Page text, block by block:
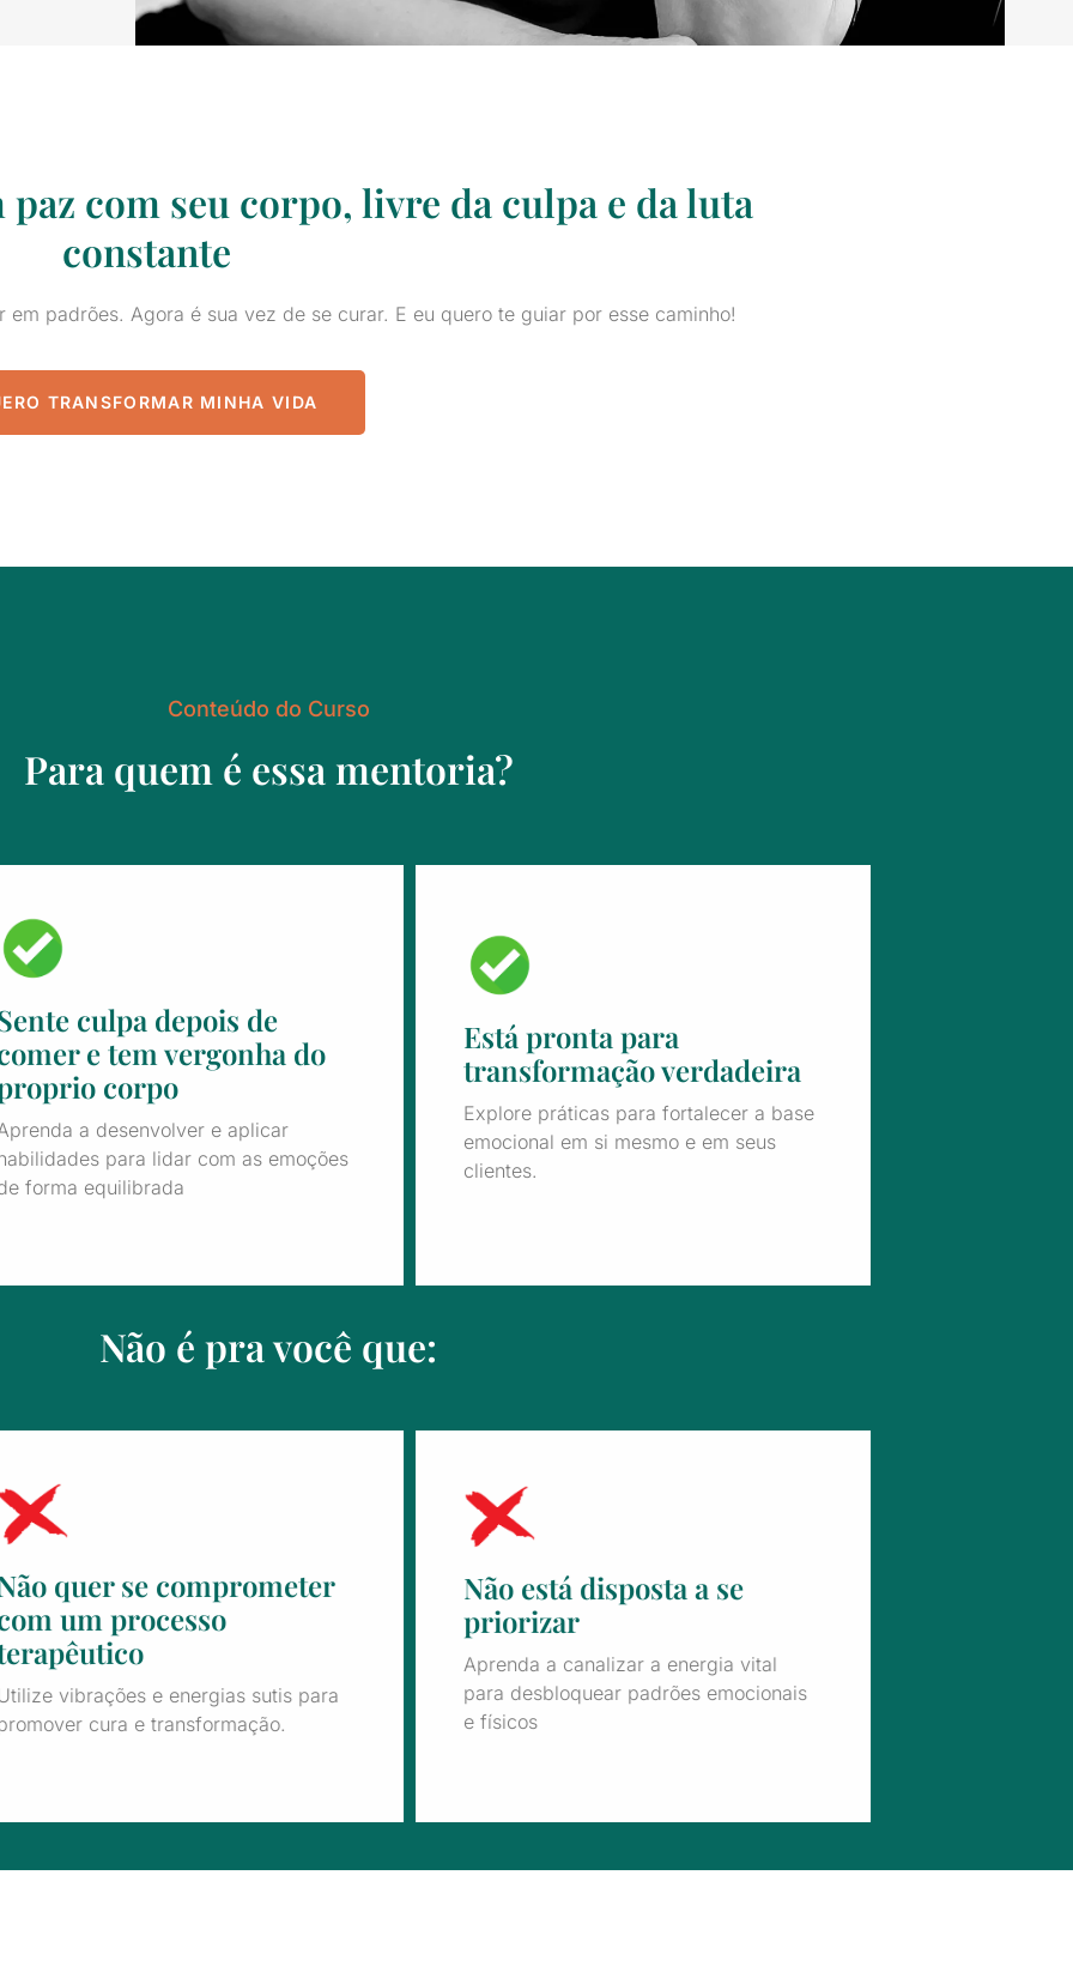
paz com seu corpo, livre da culpa e da luta
constante
padrões. Agora é sua vez de se curar. E eu quero te guiar por esse caminho!
TRANSFORMAR MINHA VIDA
Conteúdo do Curso
Para quem é essa mentoria?
culpa depois de
e tem vergonha do
corpo
a desenvolver e aplicar
para lidar com as emoções
forma equilibrada
Está pronta para
transformação verdadeira
Explore práticas para fortalecer a base
emocional em si mesmo e em seus
clientes.
Não é pra você que:
quer se comprometer
um processo
vibrações e energias sutis para
cura e transformação.
Não está disposta a se
priorizar
Aprenda a canalizar a energia vital
para desbloquear padrões emocionais
e físicos